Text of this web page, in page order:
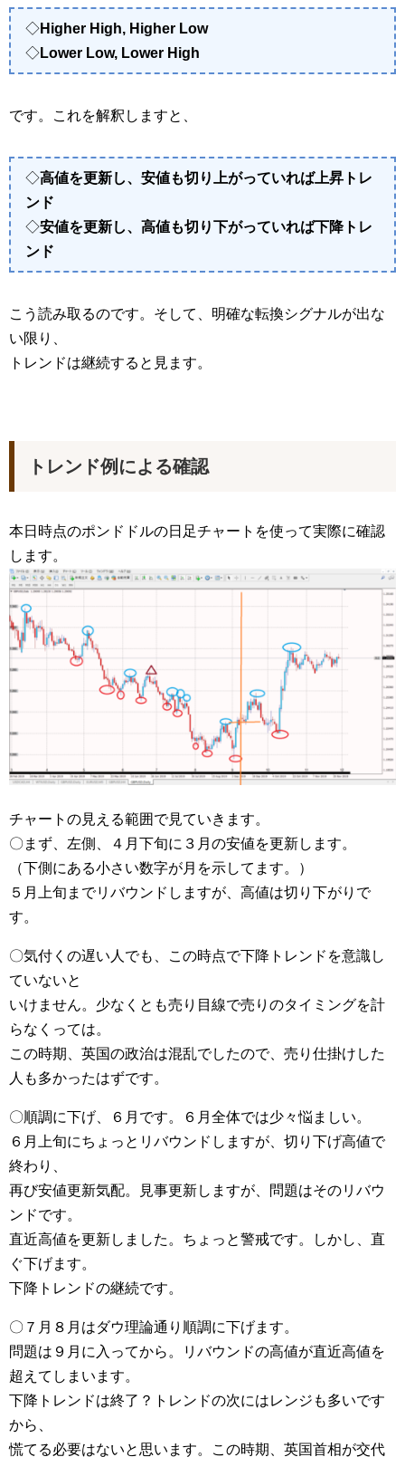
◇Higher High, Higher Low
◇Lower Low, Lower High
です。これを解釈しますと、
◇高値を更新し、安値も切り上がっていれば上昇トレ
ンド
◇安値を更新し、高値も切り下がっていれば下降トレ
ンド
こう読み取るのです。そして、明確な転換シグナルが出な
い限り、
トレンドは継続すると見ます。
トレンド例による確認
本日時点のポンドドルの日足チャートを使って実際に確認
します。
チャートの見える範囲で見ていきます。
〇まず、左側、４月下旬に３月の安値を更新します。
（下側にある小さい数字が月を示してます。）
５月上旬までリバウンドしますが、高値は切り下がりで
す。
〇気付くの遅い人でも、この時点で下降トレンドを意識し
ていないと
いけません。少なくとも売り目線で売りのタイミングを計
らなくっては。
この時期、英国の政治は混乱でしたので、売り仕掛けした
人も多かったはずです。
〇順調に下げ、６月です。６月全体では少々悩ましい。
６月上旬にちょっとリバウンドしますが、切り下げ高値で
終わり、
再び安値更新気配。見事更新しますが、問題はそのリバウ
ンドです。
直近高値を更新しました。ちょっと警戒です。しかし、直
ぐ下げます。
下降トレンドの継続です。
〇７月８月はダウ理論通り順調に下げます。
問題は９月に入ってから。リバウンドの高値が直近高値を
超えてしまいます。
下降トレンドは終了？トレンドの次にはレンジも多いです
から、
慌てる必要はないと思います。この時期、英国首相が交代